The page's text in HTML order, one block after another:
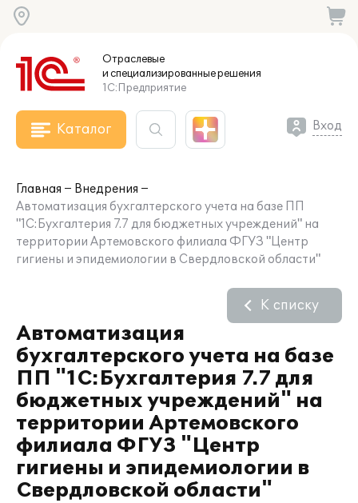
Отраслевые
и специализированныерешения
1С:Предприятие
Каталог Вход
Главная
Внедрения
Автоматизация бухгалтерского учета на базе ПП
"1С:Бухгалтерия 7.7 для бюджетных учреждений" на
территории Артемовского филиала ФГУЗ "Центр
гигиены и эпидемиологии в Свердловской области"
Автоматизация
бухгалтерского учета на базе
ПП "1С:Бухгалтерия 7.7 для
бюджетных учреждений" на
территории Артемовского
филиала ФГУЗ "Центр
гигиены и эпидемиологии в
Свердловской области"
К списку